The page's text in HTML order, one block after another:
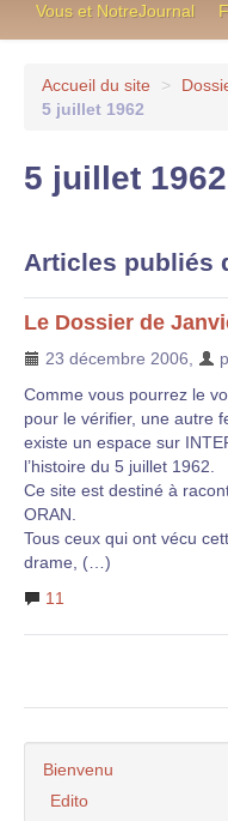
Vous et NotreJournal
Accueil du site >
5 juillet 1962
5 juillet 1962
Articles publiés
Le Dossier de
23 décembre 2006
Comme vous pourrez le
pour le vérifier, une autre
existe un espace sur
l’histoire du 5 juillet 1962.
Ce site est destiné à
ORAN.
Tous ceux qui ont vécu
drame, (…)
11
Bienvenu
Edito